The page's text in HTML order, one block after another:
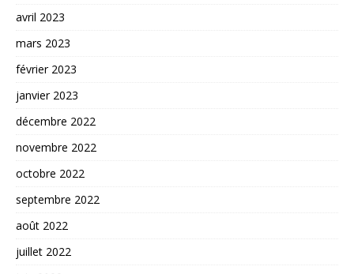
avril 2023
mars 2023
février 2023
janvier 2023
décembre 2022
novembre 2022
octobre 2022
septembre 2022
août 2022
juillet 2022